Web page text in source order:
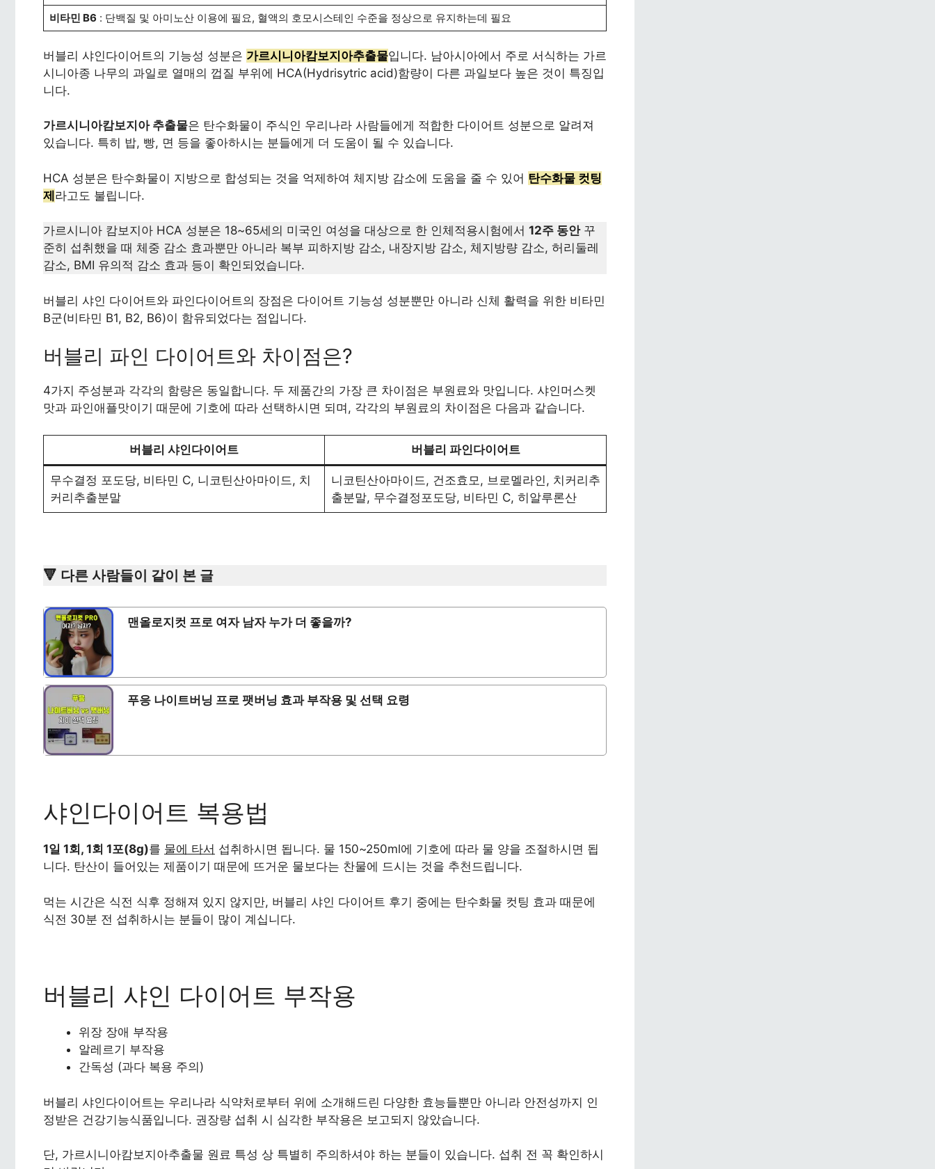
비타민 B6 : 단백질 및 아미노산 이용에 필요, 혈액의 호모시스테인 수준을 정상으로 유지하는데 필요
버블리 샤인다이어트의 기능성 성분은 가르시니아캄보지아추출물입니다. 남아시아에서 주로 서식하는 가르
시니아종 나무의 과일로 열매의 껍질 부위에 HCA(Hydrisytric acid)함량이 다른 과일보다 높은 것이 특징입
니다.
가르시니아캄보지아 추출물은 탄수화물이 주식인 우리나라 사람들에게 적합한 다이어트 성분으로 알려져
있습니다. 특히 밥, 빵, 면 등을 좋아하시는 분들에게 더 도움이 될 수 있습니다.
HCA 성분은 탄수화물이 지방으로 합성되는 것을 억제하여 체지방 감소에 도움을 줄 수 있어 탄수화물 컷팅
제라고도 불립니다.
가르시니아 캄보지아 HCA 성분은 18~65세의 미국인 여성을 대상으로 한 인체적용시험에서 12주 동안꾸
준히 섭취했을 때 체중 감소 효과뿐만 아니라 복부 피하지방 감소, 내장지방 감소, 체지방량 감소, 허리둘레
감소, BMI 유의적 감소 효과 등이 확인되었습니다.
버블리 샤인 다이어트와 파인다이어트의 장점은 다이어트 기능성 성분뿐만 아니라 신체 활력을 위한 비타민
B군(비타민 B1, B2, B6)이 함유되었다는 점입니다.
버블리 파인 다이어트와 차이점은?
4가지 주성분과 각각의 함량은 동일합니다. 두 제품간의 가장 큰 차이점은 부원료와 맛입니다. 샤인머스켓
맛과 파인애플맛이기 때문에 기호에 따라 선택하시면 되며, 각각의 부원료의 차이점은 다음과 같습니다.
버블리 샤인다이어트 버블리 파인다이어트
무수결정 포도당, 비타민 C, 니코틴산아마이드, 치
커리추출분말
니코틴산아마이드, 건조효모, 브로멜라인, 치커리추
출분말, 무수결정포도당, 비타민 C, 히알루론산
🔻 다른 사람들이 같이 본 글
맨올로지컷 프로 여자 남자 누가 더 좋을까?
푸응 나이트버닝 프로 팻버닝 효과 부작용 및 선택 요령
샤인다이어트 복용법
1일 1회, 1회 1포(8g)를 물에 타서 섭취하시면 됩니다. 물 150~250ml에 기호에 따라 물 양을 조절하시면 됩
니다. 탄산이 들어있는 제품이기 때문에 뜨거운 물보다는 찬물에 드시는 것을 추천드립니다.
먹는 시간은 식전 식후 정해져 있지 않지만, 버블리 샤인 다이어트 후기 중에는 탄수화물 컷팅 효과 때문에
식전 30분 전 섭취하시는 분들이 많이 계십니다.
버블리 샤인 다이어트 부작용
위장 장애 부작용
알레르기 부작용
간독성 (과다 복용 주의)
버블리 샤인다이어트는 우리나라 식약처로부터 위에 소개해드린 다양한 효능들뿐만 아니라 안전성까지 인
정받은 건강기능식품입니다. 권장량 섭취 시 심각한 부작용은 보고되지 않았습니다.
단, 가르시니아캄보지아추출물 원료 특성 상 특별히 주의하셔야 하는 분들이 있습니다. 섭취 전 꼭 확인하시